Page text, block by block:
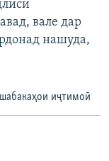
вале дар
нашуда,
иҷтимоӣ